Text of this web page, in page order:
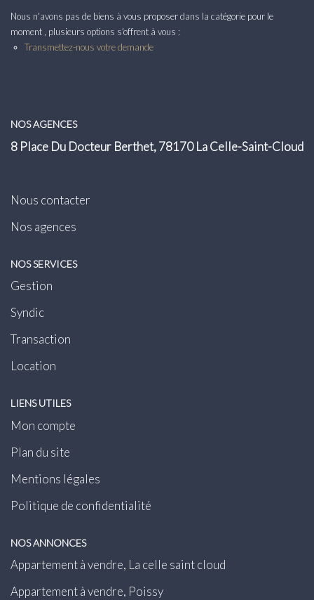
LE GROUPE
Intranet
Nous n'avons pas de biens à vous proposer dans la catégorie pour le
moment , plusieurs options s'offrent à vous :
Transmettez-nous votre demande
NOS AGENCES
8 Place Du Docteur Berthet, 78170 La Celle-Saint-Cloud
Nous contacter
Nos agences
NOS SERVICES
Gestion
Syndic
Transaction
Location
LIENS UTILES
Mon compte
Plan du site
Mentions légales
Politique de confidentialité
NOS ANNONCES
Appartement à vendre, La celle saint cloud
Appartement à vendre, Poissy